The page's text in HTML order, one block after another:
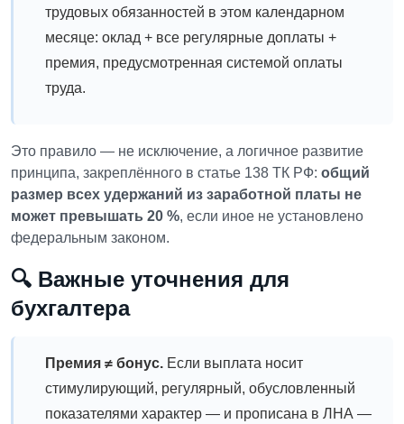
трудовых обязанностей в этом календарном
месяце: оклад + все регулярные доплаты +
премия, предусмотренная системой оплаты
труда.
Это правило — не исключение, а логичное развитие
принципа, закреплённого в статье 138 ТК РФ: общий
размер всех удержаний из заработной платы не
может превышать 20 %, если иное не установлено
федеральным законом.
🔍 Важные уточнения для
бухгалтера
Премия ≠ бонус. Если выплата носит
стимулирующий, регулярный, обусловленный
показателями характер — и прописана в ЛНА —